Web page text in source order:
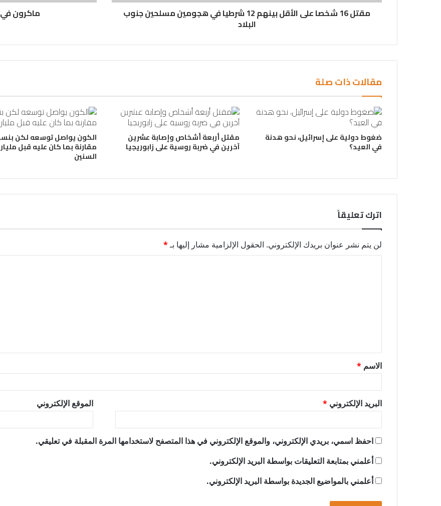
مقتل 16 شخصا على الأقل بينهم 12 شرطيا في هجومين مسلحين جنوب
البلاد
ماكرون في
مقالات ذات صلة
ضغوط دولية على إسرائيل، نحو هدنة
في العيد؟
مقتل أربعة أشخاص وإصابة عشرين
آخرين في ضربة روسية على زابوريجيا
الكون يواصل توسعه لكن
مقارنة بما كان عليه قبل
السنين
اترك تعليقاً
لن يتم نشر عنوان بريدك الإلكتروني. الحقول الإلزامية مشار إليها بـ*
ق
*
الاسم *
البريد الإلكتروني * الموقع الإلكتروني
احفظ اسمي، بريدي الإلكتروني، والموقع الإلكتروني في هذا المتصفح لاستخدامها المرة المقبلة في تعليقي.
أعلمني بمتابعة التعليقات بواسطة البريد الإلكتروني.
أعلمني بالمواضيع الجديدة بواسطة البريد الإلكتروني.